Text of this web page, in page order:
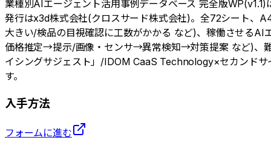
業種別AIエージェント活用事例データベース 完全版
発行はx3d株式会社(クロスサード株式会社)。全72シート、
大きい/検品の目視確認に工数がかかる など)、稼働させる
価格推定→提示/画像・センサ→異常検知→対策提案 など)、
イシングサジェスト」/IDOM CaaS Technology×セカンド
す。
入手方法
フォームに進む